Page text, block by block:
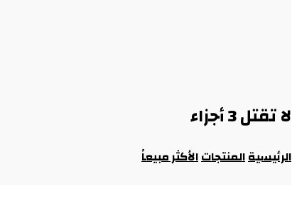
لا تقتل 3 أجزاء
الرئيسيةالمنتجاتالأكثر مبيعاً